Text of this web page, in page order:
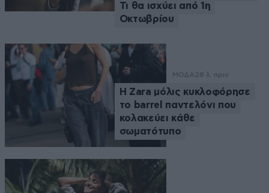
Τι θα ισχύει από 1η
Οκτωβρίου
ΜΟΔΑ28 λ. πριν
Η Zara μόλις κυκλοφόρησε
το barrel παντελόνι που
κολακεύει κάθε
σωματότυπο